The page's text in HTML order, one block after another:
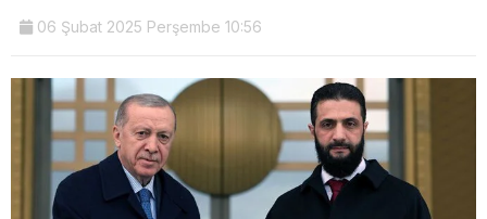
06 Şubat 2025 Perşembe 10:56